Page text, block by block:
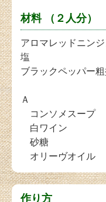
材料 （２人分）
アロマレッドニ
塩
ブラックペッパ
Ａ
コンソメスー
白ワイン
砂糖 小
オリーヴオイル
作り方